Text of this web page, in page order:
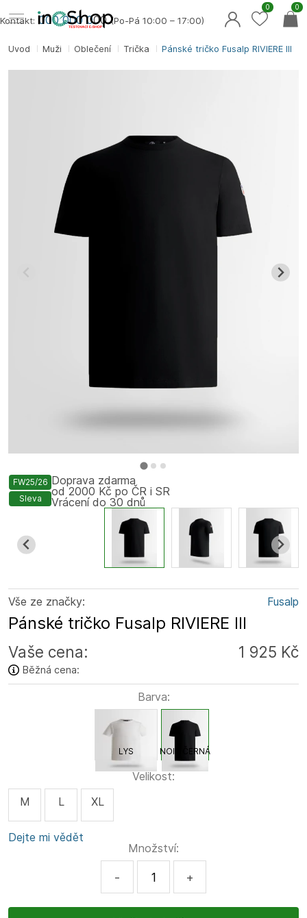
Úvod Muži Oblečení Trička Pánské tričko Fusalp RIVIERE III
FW25/26
Sleva
Vše ze značky: Fusalp
Pánské tričko Fusalp RIVIERE III
Vaše cena: 1 925 Kč
Běžná cena:
Barva:
LYS NOIR ČERNÁ
Velikost:
M
L XL
Dejte mi vědět
Množství:
- +
Doprava zdarma
od 2000 Kč po ČR i SR
Vrácení do 30 dnů
Kontakt: 000 000 000(Po-Pá 10:00 – 17:00)
0
0